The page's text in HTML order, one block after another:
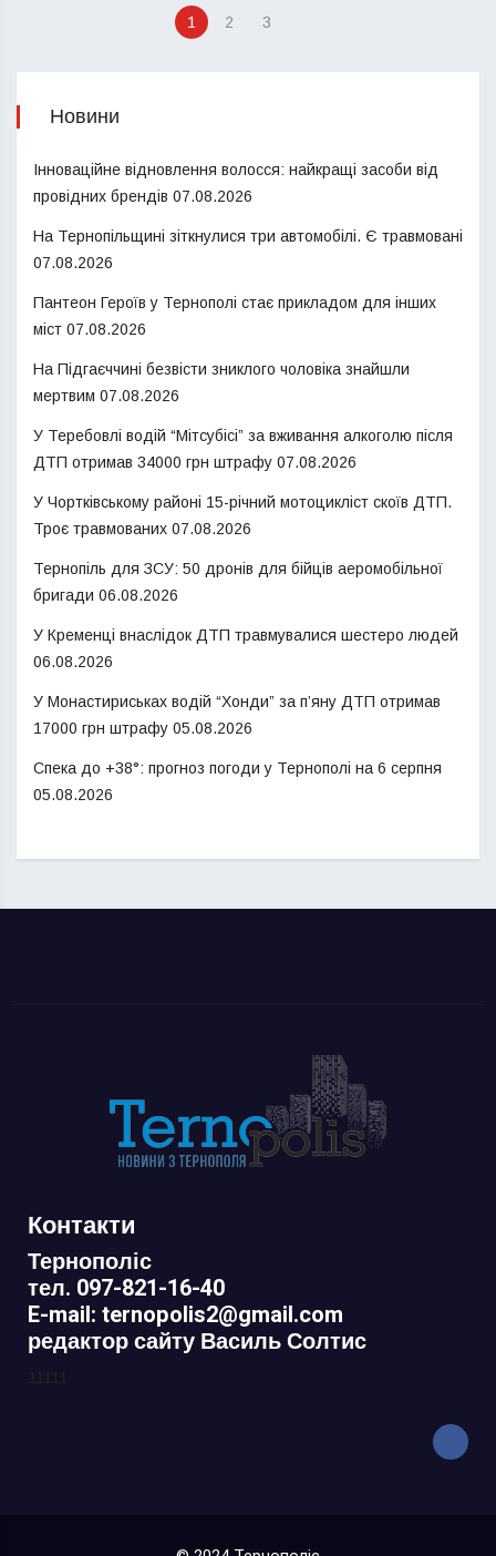
1 2 3
Новини
Інноваційне відновлення волосся: найкращі засоби від
провідних брендів 07.08.2026
На Тернопільщині зіткнулися три автомобілі. Є травмовані
07.08.2026
Пантеон Героїв у Тернополі стає прикладом для інших
міст 07.08.2026
На Підгаєччині безвісти зниклого чоловіка знайшли
мертвим 07.08.2026
У Теребовлі водій “Мітсубісі” за вживання алкоголю після
ДТП отримав 34000 грн штрафу 07.08.2026
У Чортківському районі 15-річний мотоцикліст скоїв ДТП.
Троє травмованих 07.08.2026
Тернопіль для ЗСУ: 50 дронів для бійців аеромобільної
бригади 06.08.2026
У Кременці внаслідок ДТП травмувалися шестеро людей
06.08.2026
У Монастириськах водій “Хонди” за п’яну ДТП отримав
17000 грн штрафу 05.08.2026
Спека до +38°: прогноз погоди у Тернополі на 6 серпня
05.08.2026
Контакти
Тернополіс
тел. 097-821-16-40
E-mail: ternopolis2@gmail.com
редактор сайту Василь Солтис